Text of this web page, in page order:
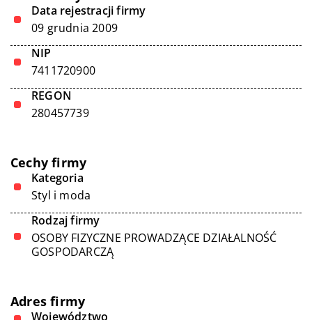
Data rejestracji firmy
09 grudnia 2009
NIP
7411720900
REGON
280457739
Cechy firmy
Kategoria
Styl i moda
Rodzaj firmy
OSOBY FIZYCZNE PROWADZĄCE DZIAŁALNOŚĆ
GOSPODARCZĄ
Adres firmy
Województwo